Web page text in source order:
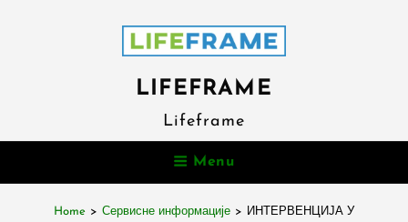
LIFEFRAME
Lifeframe
Menu
Home > Сервисне информације >
ИНТЕРВЕНЦИЈА У